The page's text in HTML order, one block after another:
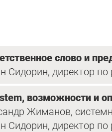
слово и
Сидорин, директор
возможности и
Жиманов,
Сидорин, директор